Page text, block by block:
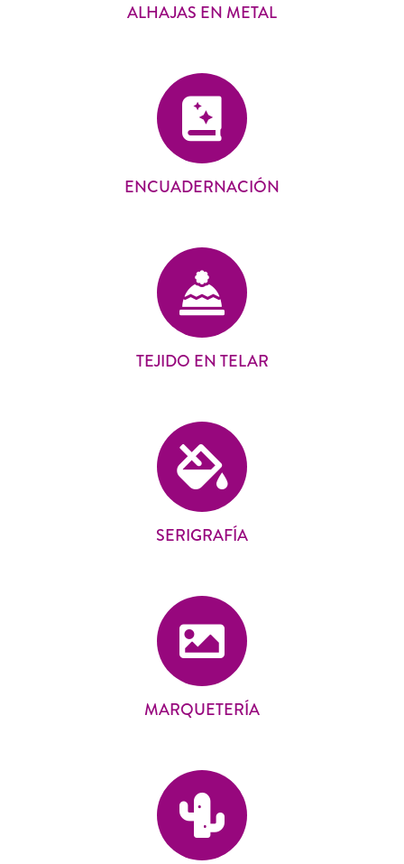
ALHAJAS EN METAL
ENCUADERNACIÓN
TEJIDO EN TELAR
SERIGRAFÍA
MARQUETERÍA